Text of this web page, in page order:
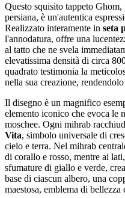
Questo squisito tappeto
persiana, è un'autentica
Realizzato interamente in seta
l'annodatura, offre una
al tatto che ne svela
elevatissima densità di circa
quadrato testimonia la
nella sua creazione,
Il disegno è un magnifico
elemento iconico che evoca le
moschee. Ogni mihrab
Vita, simbolo universale di
cielo e terra. Nel mihrab
di corallo e rosso, mentre ai
sfumature di giallo e verde,
base di ciascun albero, una
maestosa, emblema di bellezza